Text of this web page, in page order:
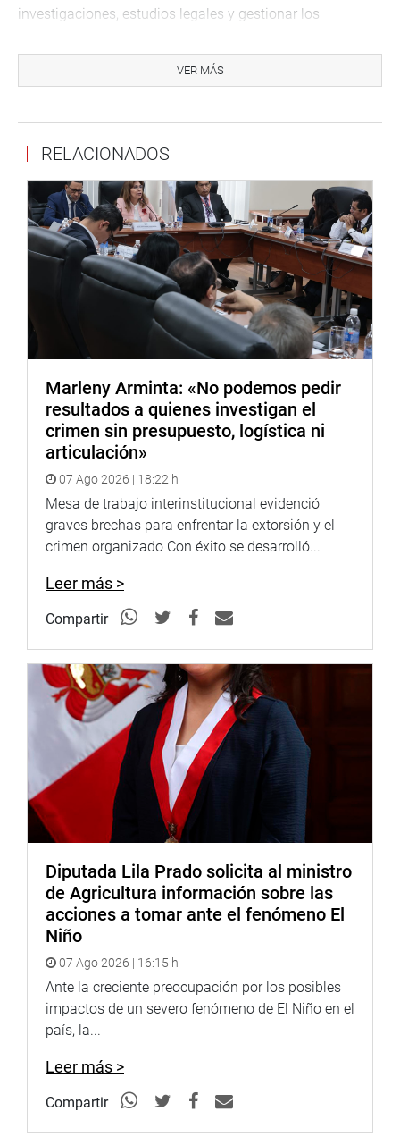
investigaciones, estudios legales y gestionar los
soluciones para que los sectores populares de peruanos
emprendedores puedan generar capital (Capital Perú),
para la formalización y el fortalecimiento de las pequeñas
unidades productivas efectivas. Para lograrlo requerimos
que ustedes nos presenten de manera sincera sus
principales problemas para comenzar a reactivar a las
pequeñas y medianas empresas que ejercen labores de
producción en nuestro país.
Lima, 23 de mayo de 2022
VER MÁS
RELACIONADOS
Marleny Arminta: «No podemos pedir
resultados a quienes investigan el
crimen sin presupuesto, logística ni
articulación»
07 Ago 2026 | 18:22 h
Mesa de trabajo interinstitucional evidenció
graves brechas para enfrentar la extorsión y el
crimen organizado Con éxito se desarrolló...
Leer más >
Compartir
Diputada Lila Prado solicita al ministro
de Agricultura información sobre las
acciones a tomar ante el fenómeno El
Niño
07 Ago 2026 | 16:15 h
Ante la creciente preocupación por los posibles
impactos de un severo fenómeno de El Niño en el
país, la...
Leer más >
Compartir